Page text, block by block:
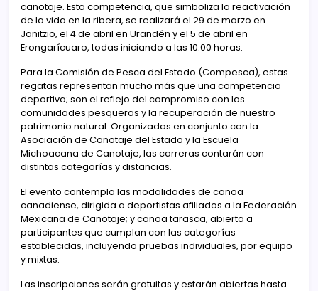
canotaje. Esta competencia, que simboliza la reactivación
de la vida en la ribera, se realizará el 29 de marzo en
Janitzio, el 4 de abril en Urandén y el 5 de abril en
Erongarícuaro, todas iniciando a las 10:00 horas.
Para la Comisión de Pesca del Estado (Compesca), estas
regatas representan mucho más que una competencia
deportiva; son el reflejo del compromiso con las
comunidades pesqueras y la recuperación de nuestro
patrimonio natural. Organizadas en conjunto con la
Asociación de Canotaje del Estado y la Escuela
Michoacana de Canotaje, las carreras contarán con
distintas categorías y distancias.
El evento contempla las modalidades de canoa
canadiense, dirigida a deportistas afiliados a la Federación
Mexicana de Canotaje; y canoa tarasca, abierta a
participantes que cumplan con las categorías
establecidas, incluyendo pruebas individuales, por equipo
y mixtas.
Las inscripciones serán gratuitas y estarán abiertas hasta